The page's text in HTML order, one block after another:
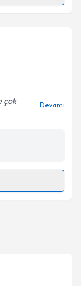
çok
Devamı
için bir